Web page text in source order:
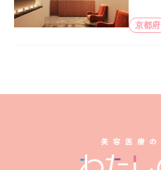
京都府